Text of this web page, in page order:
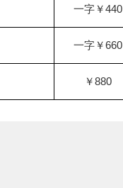
一字￥440
一字￥660
￥880